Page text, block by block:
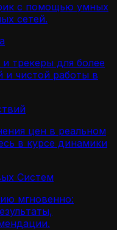
с помощью умных
сетей.
трекеры для более
и чистой работы в
цен в реальном
в курсе динамики
Систем
мгновенно: